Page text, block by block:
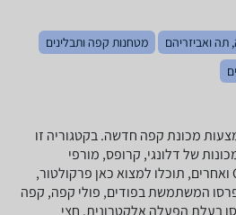
תה ואביזריהם
מטחנות קפה ותבלינים
מכונת קפה חדשה. בקטגוריה זו
של דלונגי, קרופס, מורפי
ריצ'רדס, נספרסו, Chromex ואחרים, תוכלו למצוא כאן פרקולטור,
המשתמשת בפודים, פולי קפה, קפה
בעלת הפעלה אלקטרונית, חצי